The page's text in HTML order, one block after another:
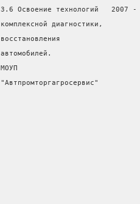
3.6 Освоение технологий
комплексной
восстановления
автомобилей.
МОУП